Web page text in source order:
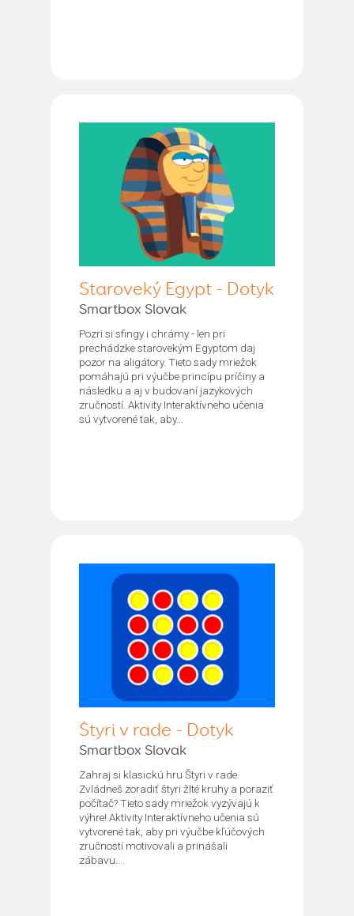
Staroveký Egypt - Dotyk
Smartbox Slovak
Pozri si sfingy i chrámy - len pri
prechádzke starovekým Egyptom daj
pozor na aligátory. Tieto sady mriežok
pomáhajú pri výučbe princípu príčiny a
následku a aj v budovaní jazykových
zručností. Aktivity Interaktívneho učenia
sú vytvorené tak, aby...
Štyri v rade - Dotyk
Smartbox Slovak
Zahraj si klasickú hru Štyri v rade.
Zvládneš zoradiť štyri žlté kruhy a poraziť
počítač? Tieto sady mriežok vyzývajú k
výhre! Aktivity Interaktívneho učenia sú
vytvorené tak, aby pri výučbe kľúčových
zručností motivovali a prinášali
zábavu....